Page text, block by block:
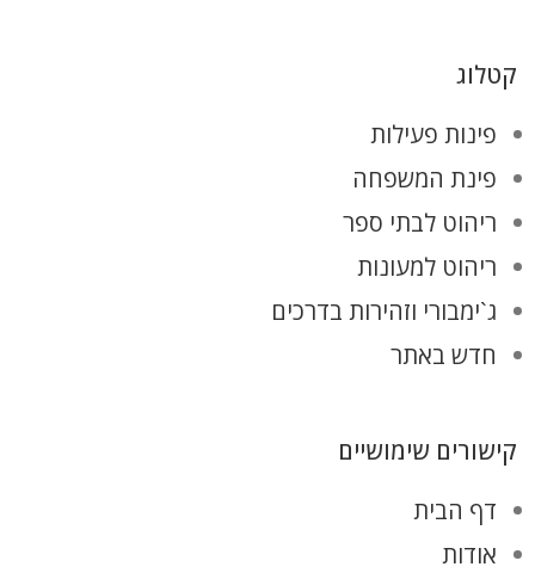
קטלוג
פינות פעילות
פינת המשפחה
ריהוט לבתי ספר
ריהוט למעונות
ג`ימבורי וזהירות בדרכים
חדש באתר
קישורים שימושיים
דף הבית
אודות